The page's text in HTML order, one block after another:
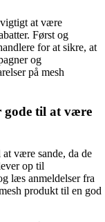
at være
Først og
for at sikre, at
og
på mesh
gode til at være
være sande, da de
op til
læs anmeldelser fra
produkt til en god